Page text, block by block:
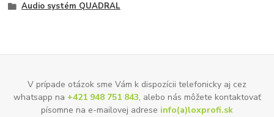
Audio systém QUADRAL
V prípade otázok sme Vám k dispozícii telefonicky aj cez
whatsapp na +421 948 751 843, alebo nás môžete kontaktovať
písomne na e-mailovej adrese info(a)loxprofi.sk